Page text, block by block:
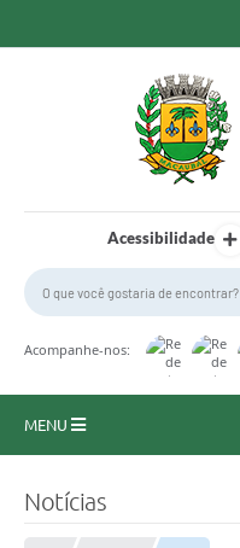
Acessibilidade
Acompanhe-nos:
MENU
Macaubal
Notícias